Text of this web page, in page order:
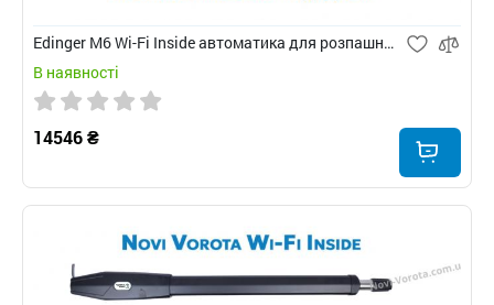
Edinger M6 Wi-Fi Inside автоматика для розпашних воріт
В наявності
14546 ₴